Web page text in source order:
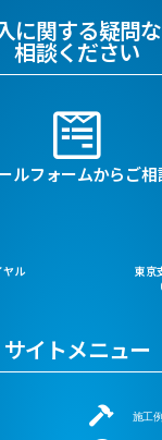
に関する疑問
相談ください
ルフォームからご相
ヤル 東京
サイトメニュー
施工例